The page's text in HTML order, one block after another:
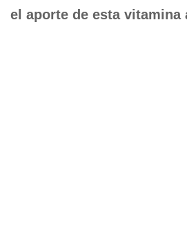
el aporte de esta vitamina